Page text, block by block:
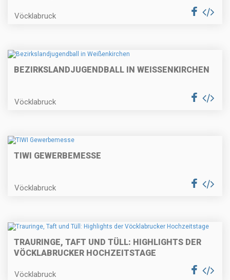
Vöcklabruck
BEZIRKSLANDJUGENDBALL IN WEISSENKIRCHEN
Vöcklabruck
TIWI GEWERBEMESSE
Vöcklabruck
TRAURINGE, TAFT UND TÜLL: HIGHLIGHTS DER
VÖCKLABRUCKER HOCHZEITSTAGE
Vöcklabruck